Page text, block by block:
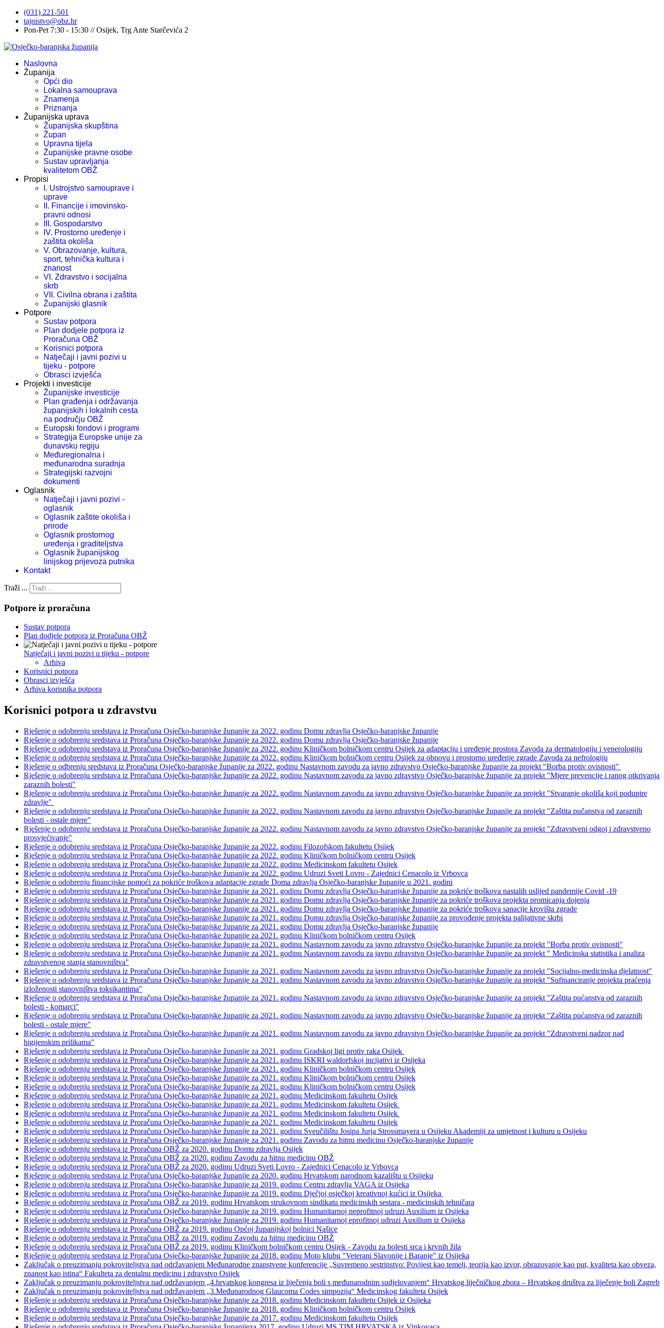
(031) 221-501
tajnistvo@obz.hr
Pon-Pet 7:30 - 15:30 // Osijek, Trg Ante Starčevića 2
Naslovna
Županija
Opći dio
Lokalna samouprava
Znamenja
Priznanja
Županijska uprava
Županijska skupština
Župan
Upravna tijela
Županijske pravne osobe
Sustav upravljanja
kvalitetom OBŽ
Propisi
I. Ustrojstvo samouprave i
uprave
II. Financije i imovinsko-
pravni odnosi
III. Gospodarstvo
IV. Prostorno uređenje i
zaštita okoliša
V. Obrazovanje, kultura,
sport, tehnička kultura i
znanost
VI. Zdravstvo i socijalna
skrb
VII. Civilna obrana i zaštita
Županijski glasnik
Potpore
Sustav potpora
Plan dodjele potpora iz
Proračuna OBŽ
Korisnici potpora
Natječaji i javni pozivi u
tijeku - potpore
Obrasci izvješća
Projekti i investicije
Županijske investicije
Plan građenja i održavanja
županijskih i lokalnih cesta
na području OBŽ
Europski fondovi i programi
Strategija Europske unije za
dunavsku regiju
Međuregionalna i
međunarodna suradnja
Strategijski razvojni
dokumenti
Oglasnik
Natječaji i javni pozivi -
oglasnik
Oglasnik zaštite okoliša i
prirode
Oglasnik prostornog
uređenja i graditeljstva
Oglasnik županijskog
linijskog prijevoza putnika
Kontakt
Traži ...
Potpore iz proračuna
Sustav potpora
Plan dodjele potpora iz Proračuna OBŽ
Natječaji i javni pozivi u tijeku - potpore
Arhiva
Korisnici potpora
Obrasci izvješća
Arhiva korisnika potpora
Korisnici potpora u zdravstvu
Rješenje o odobrenju sredstava iz Proračuna Osječko-baranjske županije za 2022. godinu Domu zdravlja Osječko-baranjske županije
Rješenje o odobrenju sredstava iz Proračuna Osječko-baranjske županije za 2022. godinu Domu zdravlja Osječko-baranjske županije
Rješenje o odobrenju sredstava iz Proračuna Osječko-baranjske županije za 2022. godinu Kliničkom bolničkom centru Osijek za adaptaciju i uređenje prostora Zavoda za dermatologiju i venerologiju
Rješenje o odobrenju sredstava iz Proračuna Osječko-baranjske županije za 2022. godinu Kliničkom bolničkom centru Osijek za obnovu i prostorno uređenje zgrade Zavoda za nefrologiju
Rješenje o odbrenju sredstava iz Proračuna Osječko-baranjske županije za 2022. godinu Nastavnom zavodu za javno zdravstvo Osječko-baranjske županije za projekt "Borba protiv ovisnosti"
Rješenje o odobrenju sredstava iz Proračuna Osječko-baranjske županije za 2022. godinu Nastavnom zavodu za javno zdravstvo Osječko-baranjske županije za projekt "Mjere prevencije i ranog otkrivanja
zaraznih bolesti"
Rješenje o odobrenju sredstava iz Proračuna Osječko-baranjske županije za 2022. godinu Nastavnom zavodu za javno zdravstvo Osječko-baranjske županije za projekt "Stvaranje okoliša koji podupire
zdravlje"
Rješenje o odobrenju sredstava iz Proračuna Osječko-baranjske županije za 2022. godinu Nastavnom zavodu za javno zdravstvo Osječko-baranjske županije za projekt "Zaštita pučanstva od zaraznih
bolesti - ostale mjere"
Rješenje o odobrenju sredstava iz Proračuna Osječko-baranjske županije za 2022. godinu Nastavnom zavodu za javno zdravstvo Osječko-baranjske županije za projekt "Zdravstveni odgoj i zdravstveno
prosvjećivanje"
Rješenje o odobrenju sredstava iz Proračuna Osječko-baranjske županije za 2022. godinu Filozofskom fakultetu Osijek
Rješenje o odobrenju sredstava iz Proračuna Osječko-baranjske županije za 2022. godinu Kliničkom bolničkom centru Osijek
Rješenje o odobrenju sredstava iz Proračuna Osječko-baranjske županije za 2022. godinu Medicinskom fakultetu Osijek
Rješenje o odobrenju sredstava iz Proračuna Osječko-baranjske županije za 2022. godinu Udruzi Sveti Lovro - Zajednici Cenacolo iz Vrbovca
Rješenje o odobrenju financijske pomoći za pokriće troškova adaptacije zgrade Doma zdravlja Osječko-baranjske županije u 2021. godini
Rješenje o odobrenju sredstava iz Proračuna Osječko-baranjske županije za 2021. godinu Domu zdravlja Osječko-baranjske županije za pokriće troškova nastalih uslijed pandemije Covid -19
Rješenje o odobrenju sredstava iz Proračuna Osječko-baranjske županije za 2021. godinu Domu zdravlja Osječko-baranjske županije za pokriće troškova projekta promicanja dojenja
Rješenje o odobrenju sredstava iz Proračuna Osječko-baranjske županije za 2021. godinu Domu zdravlja Osječko-baranjske županije za pokriće troškova sanacije krovišta zgrade
Rješenje o odobrenju sredstava iz Proračuna Osječko-baranjske županije za 2021. godinu Domu zdravlja Osječko-baranjske županije za provođenje projekta palijativne skrbi
Rješenje o odobrenju sredstava iz Proračuna Osječko-baranjske županije za 2021. godinu Domu zdravlja Osječko-baranjske županije
Rješenje o odobrenju sredstava iz Proračuna Osječko-baranjske županije za 2021. godinu Kliničkom bolničkom centru Osijek
Rješenje o odobrenju sredstava iz Proračuna Osječko-baranjske županije za 2021. godinu Nastavnom zavodu za javno zdravstvo Osječko-baranjske županije za projekt "Borba protiv ovisnosti"
Rješenje o odobrenju sredstava iz Proračuna Osječko-baranjske županije za 2021. godinu Nastavnom zavodu za javno zdravstvo Osječko-baranjske županije za projekt " Medicinska statistika i analiza
zdravstvenog stanja stanovništva"
Rješenje o odobrenju sredstava iz Proračuna Osječko-baranjske županije za 2021. godinu Nastavnom zavodu za javno zdravstvo Osječko-baranjske županije za projekt "Socijalno-medicinska djelatnost"
Rješenje o odobrenju sredstava iz Proračuna Osječko-baranjske županije za 2021. godinu Nastavnom zavodu za javno zdravstvo Osječko-baranjske županije za projekt "Sufinanciranje projekta praćenja
izloženosti stanovništva toksikantima"
Rješenje o odobrenju sredstava iz Proračuna Osječko-baranjske županije za 2021. godinu Nastavnom zavodu za javno zdravstvo Osječko-baranjske županije za projekt "Zaštita pućanstva od zaraznih
bolesti - komarci"
Rješenje o odobrenju sredstava iz Proračuna Osječko-baranjske županije za 2021. godinu Nastavnom zavodu za javno zdravstvo Osječko-baranjske županije za projekt "Zaštita pućanstva od zaraznih
bolesti - ostale mjere"
Rješenje o odobrenju sredstava iz Proračuna Osječko-baranjske županije za 2021. godinu Nastavnom zavodu za javno zdravstvo Osječko-baranjske županije za projekt "Zdravstveni nadzor nad
higijenskim prilikama"
Rješenje o odobrenju sredstava iz Proračuna Osječko-baranjske županije za 2021. godinu Gradskoj ligi protiv raka Osijek
Rješenje o odobrenju sredstava iz Proračuna Osječko-baranjske županije za 2021. godinu ISKRI waldorfskoj incijativi iz Osijeka
Rješenje o odobrenju sredstava iz Proračuna Osječko-baranjske županije za 2021. godinu Kliničkom bolničkom centru Osijek
Rješenje o odobrenju sredstava iz Proračuna Osječko-baranjske županije za 2021. godinu Kliničkom bolničkom centru Osijek
Rješenje o odobrenju sredstava iz Proračuna Osječko-baranjske županije za 2021. godinu Kliničkom bolničkom centru Osijek
Rješenje o odobrenju sredstava iz Proračuna Osječko-baranjske županije za 2021. godinu Medicinskom fakultetu Osijek
Rješenje o odobrenju sredstava iz Proračuna Osječko-baranjske županije za 2021. godinu Medicinskom fakultetu Osijek
Rješenje o odobrenju sredstava iz Proračuna Osječko-baranjske županije za 2021. godinu Medicinskom fakultetu Osijek
Rješenje o odobrenju sredstava iz Proračuna Osječko-baranjske županije za 2021. godinu Medicinskom fakultetu Osijek
Rješenje o odobrenju sredstava iz Proračuna Osječko-baranjske županije za 2021. godinu Sveučilištu Josipa Jurja Strossmayera u Osijeku Akademiji za umjetnost i kulturu u Osijeku
Rješenje o odobrenju sredstava iz Proračuna Osječko-baranjske županije za 2021. godinu Zavodu za hitnu medicinu Osječko-baranjske županije
Rješenje o odobrenju sredstava iz Proračuna OBŽ za 2020. godinu Domu zdravlja Osijek
Rješenje o odobrenju sredstava iz Proračuna OBŽ za 2020. godinu Zavodu za hitnu medicinu OBŽ
Rješenje o odobrenju sredstava iz Proračuna OBŽ za 2020. godinu Udruzi Sveti Lovro - Zajednici Cenacolo iz Vrbovca
Rješenje o odobrenju sredstava iz Proračuna Osječko-baranjske županije za 2020. godinu Hrvatskom narodnom kazalištu u Osijeku
Rješenje o odobrenju sredstava iz Proračuna Osječko-baranjske županije za 2019. godinu Centru zdravlja VAGA iz Osijeka
Rješenje o odobrenju sredstava iz Proračuna Osječko-baranjske županije za 2019. godinu Dječjoj osječkoj kreativnoj kućici iz Osijeka
Rješenje o odobrenju sredstava iz Proračuna OBŽ za 2019. godinu Hrvatskom strukovnom sindikatu medicinskih sestara - medicinskih tehničara
Rješenje o odobrenju sredstava iz Proračuna Osječko-baranjske županije za 2019. godinu Humanitarnoj neprofitnoj udruzi Auxilium iz Osijeka
Rješenje o odobrenju sredstava iz Proračuna Osječko-baranjske županije za 2019. godinu Humanitarnoj eprofitnoj udruzi Auxilium iz Osijeka
Rješenje o odobrenju sredstava iz Proračuna OBŽ za 2019. godinu Općoj županijskoj bolnici Našice
Rješenje o odobrenju sredstava iz Proračuna OBŽ za 2019. godinu Zavodu za hitnu medicinu OBŽ
Rješenje o odobrenju sredstava iz Proračuna OBŽ za 2019. godinu Kliničkom bolničkom centru Osijek - Zavodu za bolesti srca i krvnih žila
Rješenje o odobrenju sredstava iz Proračuna Osječko-baranjske županije za 2018. godinu Moto klubu "Veterani Slavonije i Baranje" iz Osijeka
Zaključak o preuzimanju pokroviteljstva nad održavanjem Međunarodne znanstvene konferencije „Suvremeno sestrinstvo: Povijest kao temelj, teorija kao izvor, obrazovanje kao put, kvaliteta kao obveza,
znanost kao istina“ Fakulteta za dentalnu medicinu i zdravstvo Osijek
Zaključak o preuzimanju pokroviteljstva nad održavanjem „4.hrvatskog kongresa iz liječenja boli s međunarodnim sudjelovanjem“ Hrvatskog liječničkog zbora – Hrvatskog društva za liječenje boli Zagreb
Zaključak o preuzimanju pokroviteljstva nad održavanjem „3.Međunarodnog Glaucoma Codes simpozija“ Medicinskog fakulteta Osijek
Rješenje o odobrenju sredstava iz Proračuna Osječko-baranjske županije za 2018. godinu Medicinskom fakultetu Osijek iz Osijeka
Rješenje o odobrenju sredstava iz Proračuna Osječko-baranjske županije za 2018. godinu Kliničkom bolničkom centru Osijek
Rješenje o odobrenju sredstava iz Proračuna Osječko-baranjske županije za 2017. godinu Medicinskom fakultetu Osijek